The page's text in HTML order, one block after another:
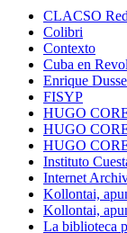
CLACSO
Colibri
Contexto
Cuba en
Enrique
FISYP
HUGO
HUGO
HUGO
Instituto
Internet
Kollontai,
Kollontai,
La biblioteca